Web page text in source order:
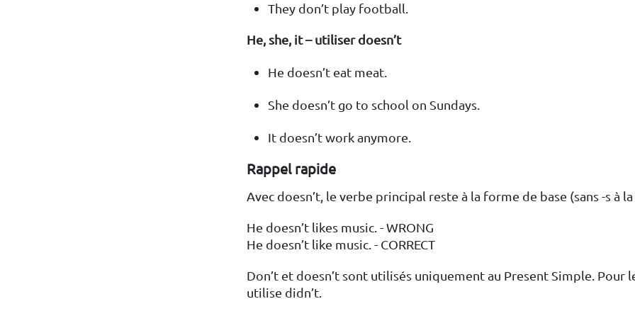
They don’t play football.
He, she, it – utiliser doesn’t
He doesn’t eat meat.
She doesn’t go to school on Sundays.
It doesn’t work anymore.
Rappel rapide
Avec doesn’t, le verbe principal reste à la forme de base (sans -s à
He doesn’t likes music. - WRONG
He doesn’t like music. - CORRECT
Don’t et doesn’t sont utilisés uniquement au Present Simple. Pour
utilise didn’t.